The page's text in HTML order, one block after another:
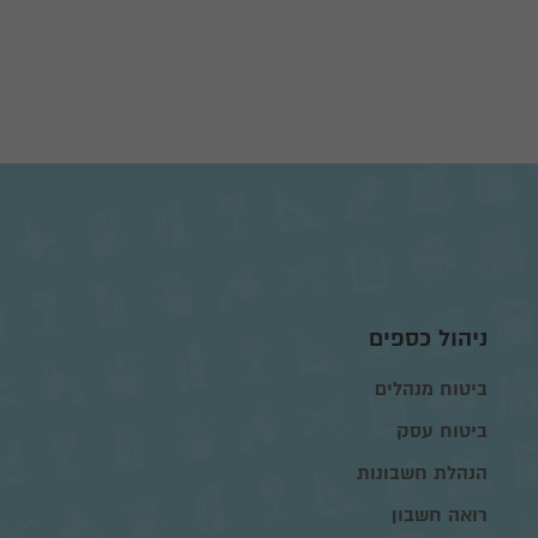
ניהול כספים
ביטוח מנהלים
ביטוח עסק
הנהלת חשבונות
רואה חשבון